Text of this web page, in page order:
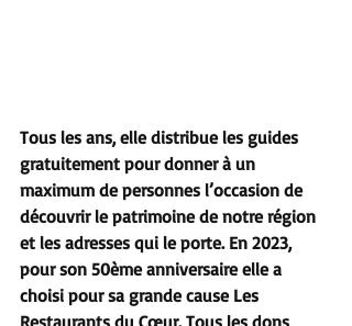
Tous les ans, elle distribue les guides
gratuitement pour donner à un
maximum de personnes l’occasion de
découvrir le patrimoine de notre région
et les adresses qui le porte. En 2023,
pour son 50ème anniversaire elle a
choisi pour sa grande cause Les
Restaurants du Cœur. Tous les dons